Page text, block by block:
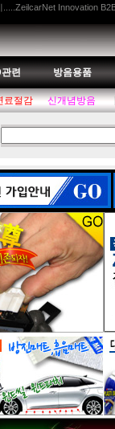
Innovation
련 방음용품
료절감 신개념방음